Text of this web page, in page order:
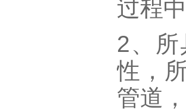
过程
2、
性，
管道